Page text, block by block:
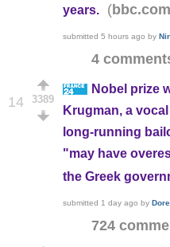
years.
(
submitted 5 hours ago by
4
14 3389
Nobel prize
Krugman, a
long-running
"may have
the Greek
submitted 1 day ago by
724